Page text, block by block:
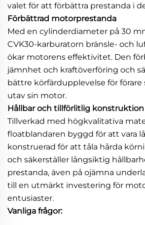
valet för att förbättra prestanda i
Förbättrad motorprestanda
Med en cylinderdiameter på 30
CVK30-karburatorn bränsle- och
ökar motorens effektivitet. Den
jämnhet och kraftöverföring och
bättre körfärdupplevelse för förare
utav sin motor.
Hållbar och tillförlitlig konstruktion
Tillverkad med högkvalitativa
floatblandaren byggd för att vara
konstruerad för att tåla hårda
och säkerställer långsiktig
prestanda, även på ojämna
till en utmärkt investering för
entusiaster.
Vanliga frågor: